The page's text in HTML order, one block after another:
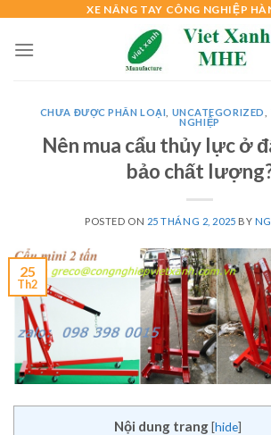
content
XE NÂNG TAY CÔNG NGHIỆP
CHƯA ĐƯỢC PHÂN LOẠI UNCATEGORIZED
NGHIỆP
Nên mua cẩu thủy lực ở
bảo chất
POSTED ON 25 THÁNG 2, 2025 BY
25
Th2
Nội dung trang[hide]